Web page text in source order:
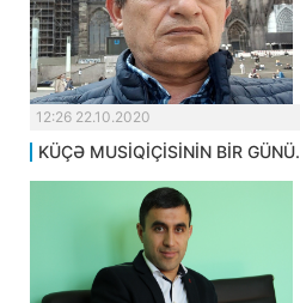
12:26 22.10.2020
KÜÇƏ MUSİQİÇİSİNİN BİR GÜNÜ.